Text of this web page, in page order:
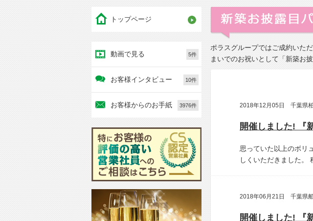
ポラスグループではご成約いた
まいでのお祝いとして「新築お
2018年12月05日 千葉県
思っていた以上のボリ
しくいただきました。
2018年06月21日 千葉県
トップページ
動画で見る 5件
お客様インタビュー 10件
お客様からのお手紙 3976件